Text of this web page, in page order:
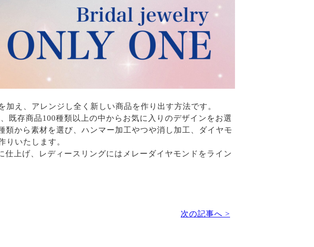
え、アレンジし全く新しい商品を作り出す方法です。
既存商品100種類以上の中からお気に入りのデザインをお選
から素材を選び、ハンマー加工やつや消し加工、ダイヤモ
りいたします。
上げ、レディースリングにはメレーダイヤモンドをライン
次の記事へ >